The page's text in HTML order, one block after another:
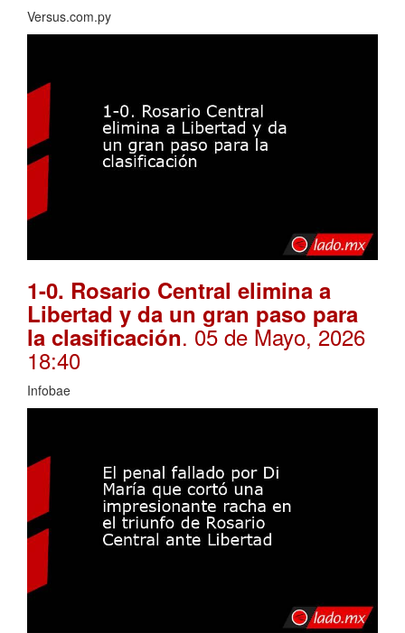
Versus.com.py
1-0. Rosario Central elimina a
Libertad y da un gran paso para
la clasificación. 05 de Mayo, 2026
18:40
Infobae